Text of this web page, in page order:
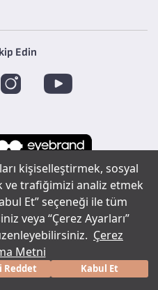
kişiselleştirmek, sosyal
ve trafiğimizi analiz etmek
Et” seçeneği ile tüm
veya “Çerez Ayarları”
Çerez
Metni
Reddet Kabul Et
Edin
Sohbet çerez tercihleri